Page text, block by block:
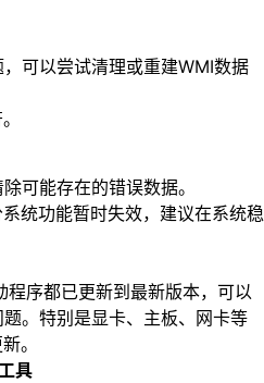
可以尝试清理或重建WMI数据
可能存在的错误数据。
统功能暂时失效，建议在系统稳
序都已更新到最新版本，可以
。特别是显卡、主板、网卡等
。
具